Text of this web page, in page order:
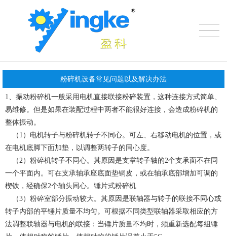
粉碎机设备常见问题以及解决办法
1、振动粉碎机一般采用电机直接联接粉碎装置，这种连接方式简单、
易维修。但是如果在装配过程中两者不能很好连接，会造成粉碎机的
整体振动。
（1）电机转子与粉碎机转子不同心。可左、右移动电机的位置，或
在电机底脚下面加垫，以调整两转子的同心度。
（2）粉碎机转子不同心。其原因是支掌转子轴的2个支承面不在同
一个平面内。可在支承轴承座底面垫铜皮，或在轴承底部增加可调的
楔铁，经确保2个轴头同心。锤片式粉碎机
（3）粉碎室部分振动较大。其原因是联轴器与转子的联接不同心或
转子内部的平锤片质量不均匀。可根据不同类型联轴器采取相应的方
法凋整联轴器与电机的联接：当锤片质量不均时，须重新选配每组锤